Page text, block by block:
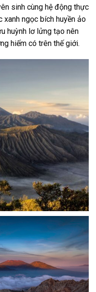
sinh cùng hệ động thực
ngọc bích huyền ảo
huỳnh lơ lửng tạo nên
hiếm có trên thế giới.